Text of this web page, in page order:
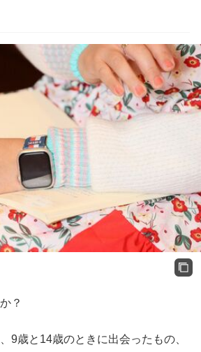
？
9歳と14歳のときに出会ったもの、